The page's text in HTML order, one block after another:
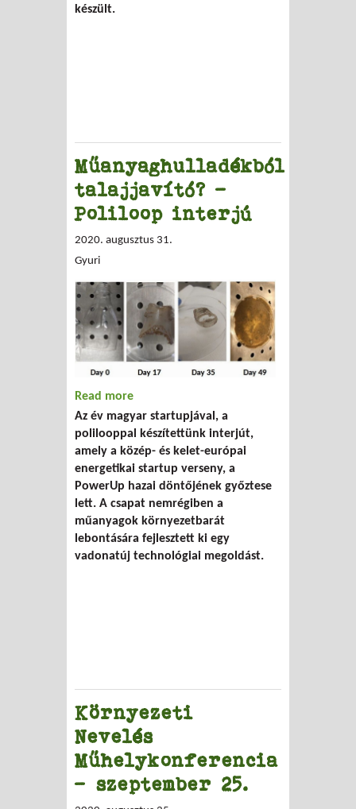
készült.
Műanyaghulladékból
talajjavító? –
Poliloop interjú
2020. augusztus 31.
Gyuri
Read more
– Poliloop interjú
Az év magyar startupjával, a
polilooppal készítettünk interjút,
amely a közép- és kelet-európai
energetikai startup verseny, a
PowerUp hazai döntőjének győztese
lett. A csapat nemrégiben a
műanyagok környezetbarát
lebontására fejlesztett ki egy
vadonatúj technológiai megoldást.
Környezeti
Nevelés
Műhelykonferencia
- szeptember 25.